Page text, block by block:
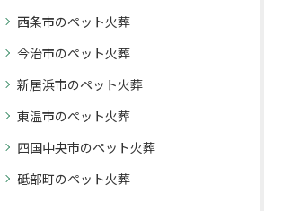
西条市のペット火葬
今治市のペット火葬
新居浜市のペット火葬
東温市のペット火葬
四国中央市のペット火葬
砥部町のペット火葬